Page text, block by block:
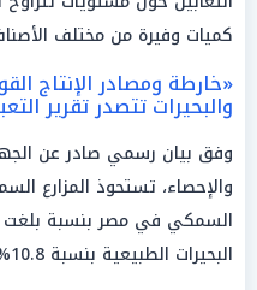
كميات وفيرة من مختلف
«خارطة ومصادر الإنتاج
والبحيرات تتصدر تقرير
وفق بيان رسمي صادر عن
والإحصاء، تستحوذ المزارع
البحيرات الطبيعية بنسبة 10.8%.